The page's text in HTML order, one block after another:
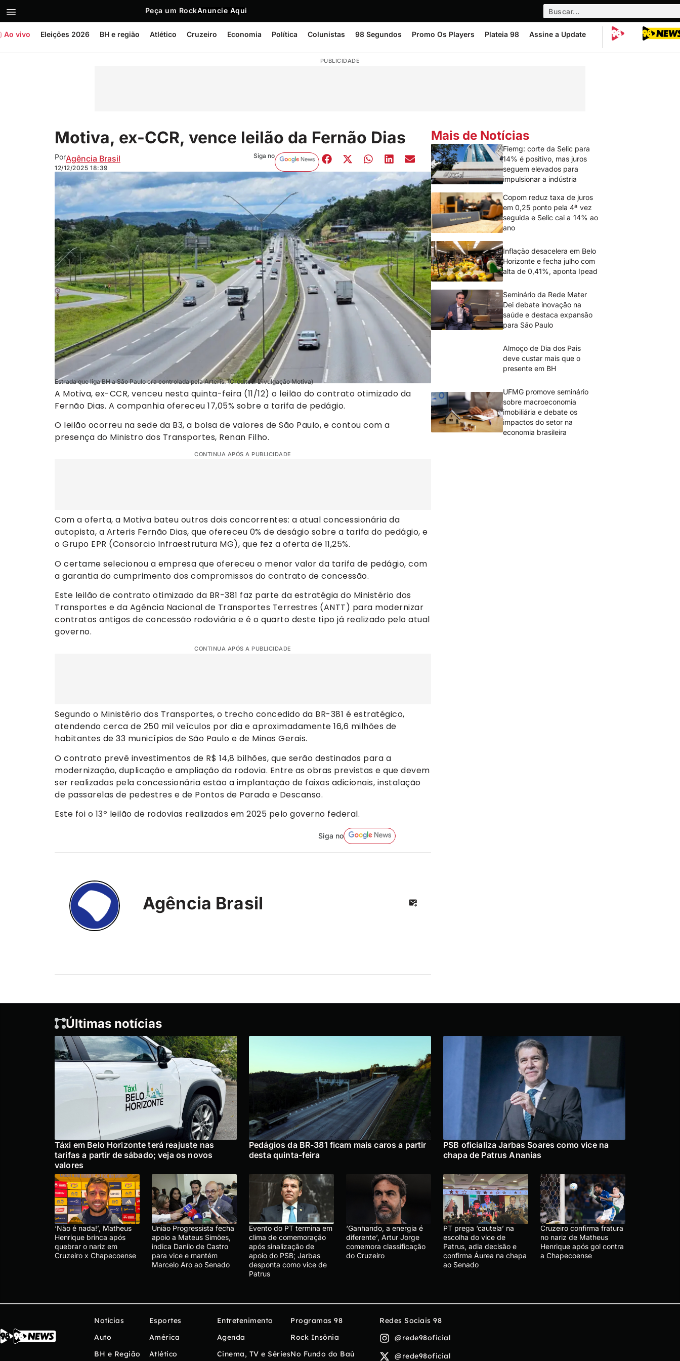
Peça um RockAnuncie Aqui
Ao vivo Eleições 2026 BH e região Atlético Cruzeiro Economia Política Colunistas 98 Segundos Promo Os Players Plateia 98 Assine a Update
PUBLICIDADE
Motiva, ex-CCR, vence leilão da Fernão Dias
PorAgência Brasil
12/12/2025 18:39
Siga no
Estrada que liga BH a São Paulo era controlada pela Arteris. (Créditos: Divulgação Motiva)
A Motiva, ex-CCR, venceu nesta quinta-feira (11/12) o leilão do contrato otimizado da
Fernão Dias. A companhia ofereceu 17,05% sobre a tarifa de pedágio.
O leilão ocorreu na sede da B3, a bolsa de valores de São Paulo, e contou com a
presença do Ministro dos Transportes, Renan Filho.
CONTINUA APÓS A PUBLICIDADE
Com a oferta, a Motiva bateu outros dois concorrentes: a atual concessionária da
autopista, a Arteris Fernão Dias, que ofereceu 0% de deságio sobre a tarifa do pedágio, e
o Grupo EPR (Consorcio Infraestrutura MG), que fez a oferta de 11,25%.
O certame selecionou a empresa que ofereceu o menor valor da tarifa de pedágio, com
a garantia do cumprimento dos compromissos do contrato de concessão.
Este leilão de contrato otimizado da BR-381 faz parte da estratégia do Ministério dos
Transportes e da Agência Nacional de Transportes Terrestres (ANTT) para modernizar
contratos antigos de concessão rodoviária e é o quarto deste tipo já realizado pelo atual
governo.
CONTINUA APÓS A PUBLICIDADE
Segundo o Ministério dos Transportes, o trecho concedido da BR-381 é estratégico,
atendendo cerca de 250 mil veículos por dia e aproximadamente 16,6 milhões de
habitantes de 33 municípios de São Paulo e de Minas Gerais.
O contrato prevê investimentos de R$ 14,8 bilhões, que serão destinados para a
modernização, duplicação e ampliação da rodovia. Entre as obras previstas e que devem
ser realizadas pela concessionária estão a implantação de faixas adicionais, instalação
de passarelas de pedestres e de Pontos de Parada e Descanso.
Este foi o 13º leilão de rodovias realizados em 2025 pelo governo federal.
Siga no
Agência Brasil
Mais de Notícias
Fiemg: corte da Selic para
14% é positivo, mas juros
seguem elevados para
impulsionar a indústria
Copom reduz taxa de juros
em 0,25 ponto pela 4ª vez
seguida e Selic cai a 14% ao
ano
Inflação desacelera em Belo
Horizonte e fecha julho com
alta de 0,41%, aponta Ipead
Seminário da Rede Mater
Dei debate inovação na
saúde e destaca expansão
para São Paulo
Almoço de Dia dos Pais
deve custar mais que o
presente em BH
UFMG promove seminário
sobre macroeconomia
imobiliária e debate os
impactos do setor na
economia brasileira
Últimas notícias
Táxi em Belo Horizonte terá reajuste nas
tarifas a partir de sábado; veja os novos
valores
Pedágios da BR-381 ficam mais caros a partir
desta quinta-feira
PSB oficializa Jarbas Soares como vice na
chapa de Patrus Ananias
‘Não é nada!’, Matheus
Henrique brinca após
quebrar o nariz em
Cruzeiro x Chapecoense
União Progressista fecha
apoio a Mateus Simões,
indica Danilo de Castro
para vice e mantém
Marcelo Aro ao Senado
Evento do PT termina em
clima de comemoração
após sinalização de
apoio do PSB; Jarbas
desponta como vice de
Patrus
‘Ganhando, a energia é
diferente’, Artur Jorge
comemora classificação
do Cruzeiro
PT prega ‘cautela’ na
escolha do vice de
Patrus, adia decisão e
confirma Áurea na chapa
ao Senado
Cruzeiro confirma fratura
no nariz de Matheus
Henrique após gol contra
a Chapecoense
Notícias
Auto
BH e Região
Esportes
América
Atlético
Entretenimento
Agenda
Cinema, TV e Séries
Programas 98
Rock Insônia
No Fundo do Baú
Redes Sociais 98
@rede98oficial
@rede98oficial